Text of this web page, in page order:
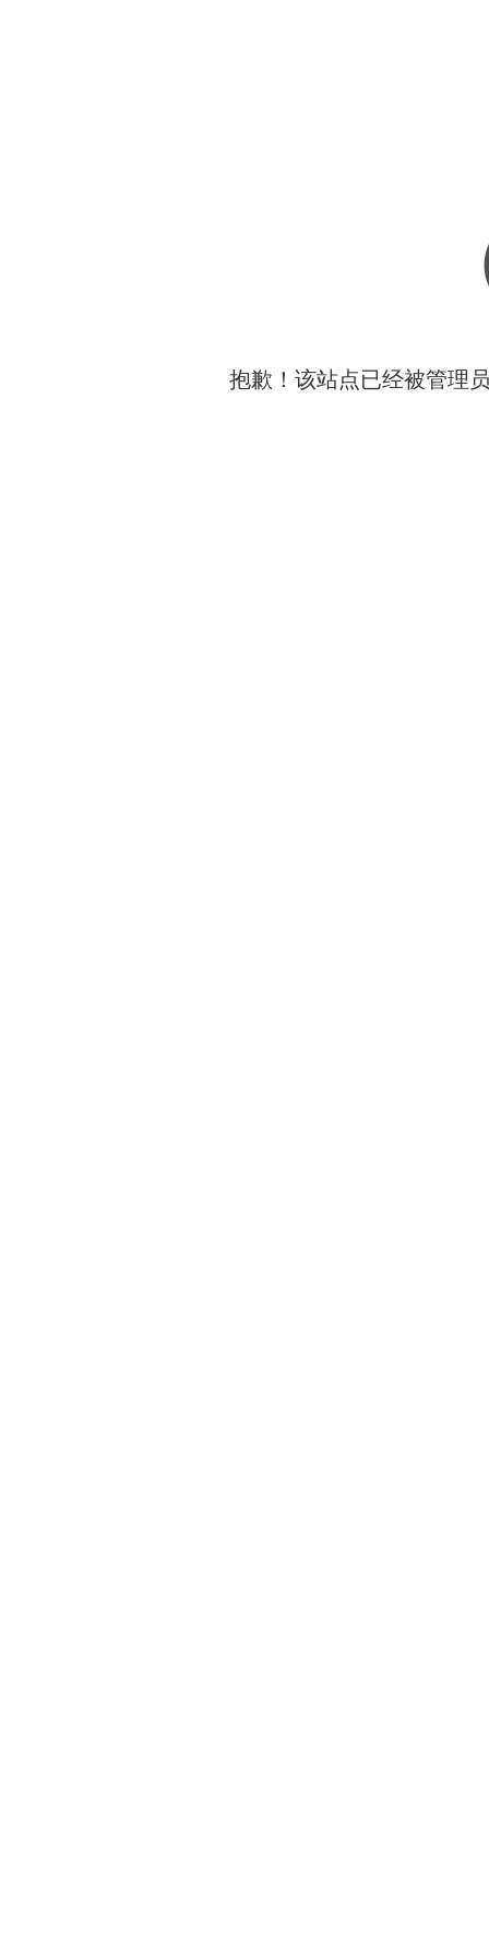
抱歉！该站点已经被管理